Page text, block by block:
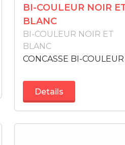
BI-COULEUR NOIR
BLANC
BI-COULEUR NOIR ET
BLANC
CONCASSE BI-COULEUR
Details